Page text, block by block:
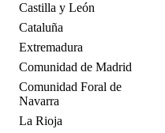
Castilla y León
Cataluña
Extremadura
Comunidad de Madrid
Comunidad Foral de
Navarra
La Rioja